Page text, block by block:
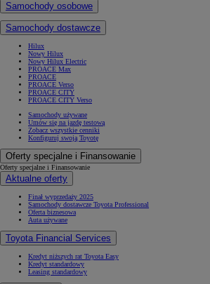
Samochody osobowe
Samochody dostawcze
Hilux
Nowy Hilux
Nowy Hilux Electric
PROACE Max
PROACE
PROACE Verso
PROACE CITY
PROACE CITY Verso
Samochody używane
Umów się na jazdę testową
Zobacz wszystkie cenniki
Konfiguruj swoją Toyotę
Oferty specjalne i Finansowanie
Oferty specjalne i Finansowanie
Aktualne oferty
Finał wyprzedaży 2025
Samochody dostawcze Toyota Professional
Oferta biznesowa
Auta używane
Toyota Financial Services
Kredyt niższych rat Toyota Easy
Kredyt standardowy
Leasing standardowy